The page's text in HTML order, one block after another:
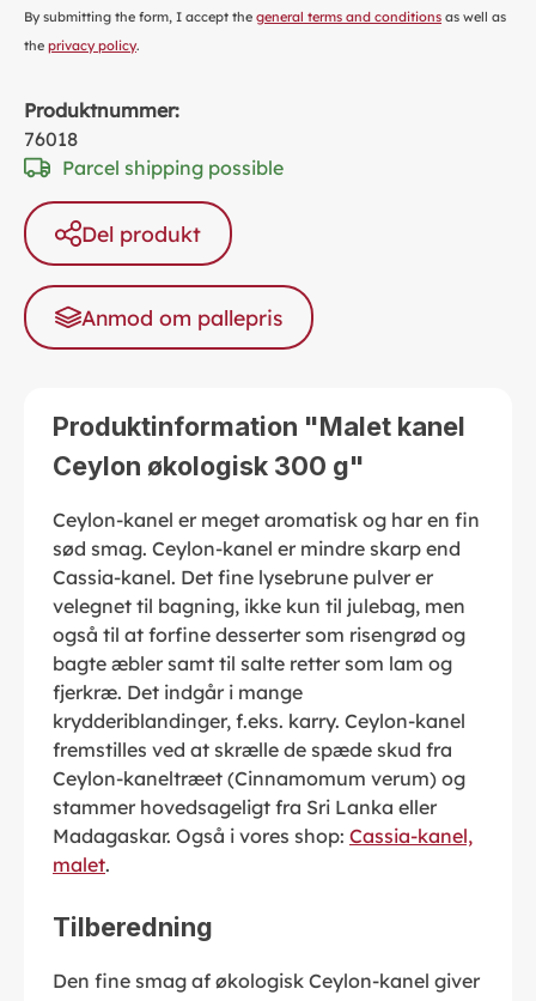
By submitting the form, I accept the general terms and conditions as well as
the privacy policy.
Produktnummer:
76018
Parcel shipping possible
Del produkt
Anmod om pallepris
Produktinformation "Malet kanel
Ceylon økologisk 300 g"
Ceylon-kanel er meget aromatisk og har en fin
sød smag. Ceylon-kanel er mindre skarp end
Cassia-kanel. Det fine lysebrune pulver er
velegnet til bagning, ikke kun til julebag, men
også til at forfine desserter som risengrød og
bagte æbler samt til salte retter som lam og
fjerkræ. Det indgår i mange
krydderiblandinger, f.eks. karry. Ceylon-kanel
fremstilles ved at skrælle de spæde skud fra
Ceylon-kaneltræet (Cinnamomum verum) og
stammer hovedsageligt fra Sri Lanka eller
Madagaskar. Også i vores shop: Cassia-kanel,
malet.
Tilberedning
Den fine smag af økologisk Ceylon-kanel giver